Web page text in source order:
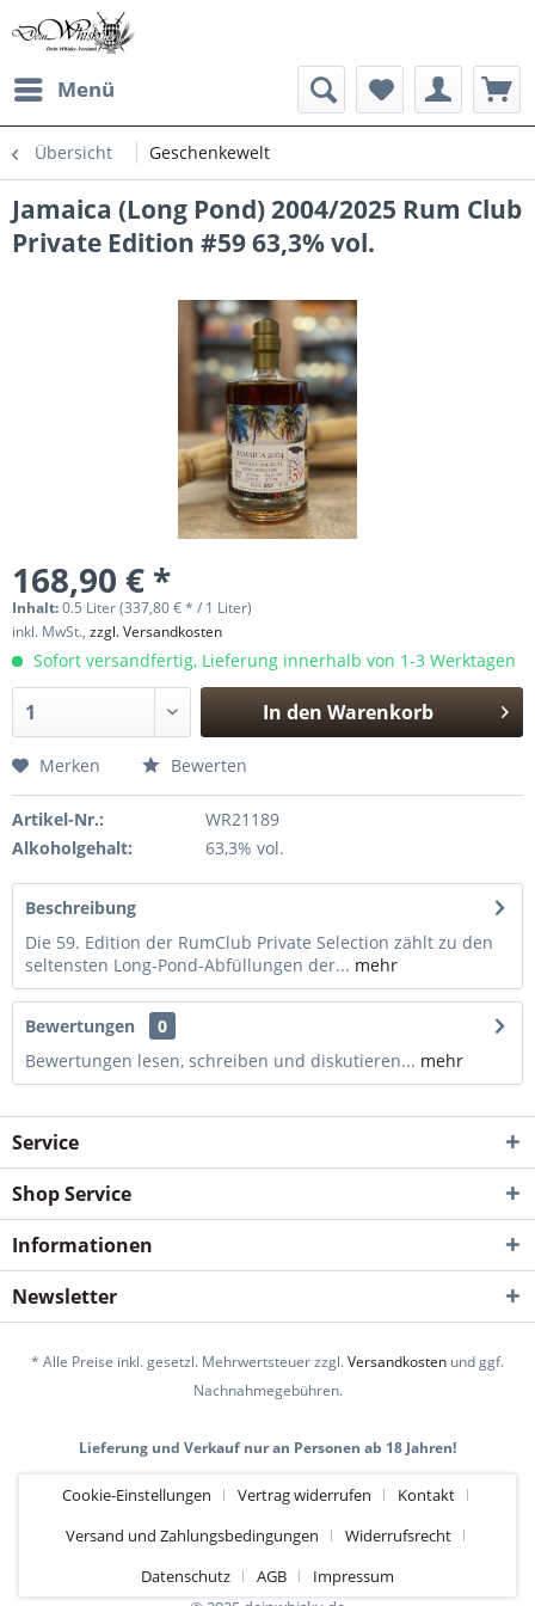
Menü
Übersicht Geschenkewelt
Jamaica (Long Pond) 2004/2025 Rum Club
Private Edition #59 63,3% vol.
168,90 € *
Inhalt:0.5 Liter (337,80 € * / 1 Liter)
inkl. MwSt., zzgl. Versandkosten
Sofort versandfertig, Lieferung innerhalb von 1-3 Werktagen
In den Warenkorb
Merken Bewerten
Artikel-Nr.:
WR21189
Alkoholgehalt:
63,3% vol.
Beschreibung
Die 59. Edition der RumClub Private Selection zählt zu den
seltensten Long-Pond-Abfüllungen der... mehr
Bewertungen
0
Bewertungen lesen, schreiben und diskutieren... mehr
Service
Shop Service
Informationen
Newsletter
* Alle Preise inkl. gesetzl. Mehrwertsteuer zzgl.Versandkosten und ggf.
Nachnahmegebühren.
Lieferung und Verkauf nur an Personen ab 18 Jahren!
Cookie-Einstellungen Vertrag widerrufen
Kontakt
Versand und Zahlungsbedingungen
Widerrufsrecht
Datenschutz
AGB
Impressum